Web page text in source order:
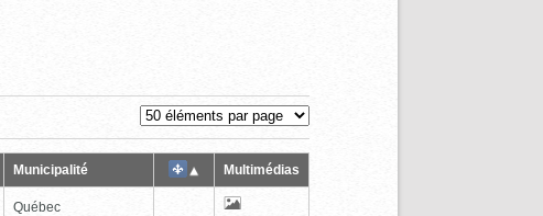
Municipalité Multimédias
Québec